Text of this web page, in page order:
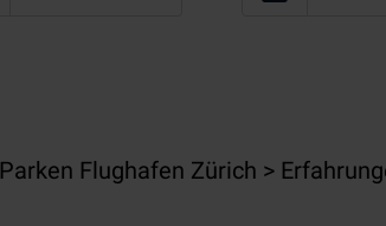
Parken Flughafen Zürich